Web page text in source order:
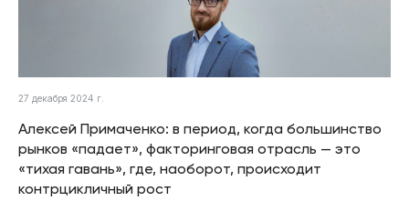
27 декабря 2024 г.
Алексей Примаченко: в период, когда большинство
рынков «падает», факторинговая отрасль — это
«тихая гавань», где, наоборот, происходит
контрцикличный рост